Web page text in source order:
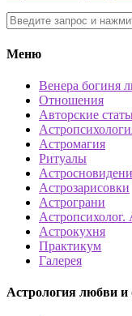
Меню
Венера богиня
Отношения
Авторские
Астромагия
Ритуалы
Астрозарисовки
Астрограни
Астрокухня
Практикум
Галерея
Астрология любви